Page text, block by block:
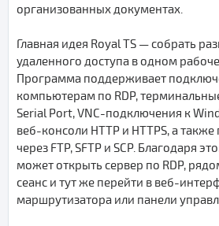
организованных документах.
Главная идея Royal TS — собрать
удаленного доступа в одном
Программа поддерживает
компьютерам по RDP,
Serial Port, VNC-подключения к
веб-консоли HTTP и HTTPS, а
через FTP, SFTP и SCP. Благодаря
может открыть сервер по RDP,
сеанс и тут же перейти в веб-
маршрутизатора или панели